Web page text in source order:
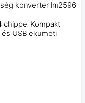
konverter lm2596
chippel Kompakt
USB ekumeti